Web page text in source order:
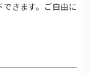
きます。ご自由に